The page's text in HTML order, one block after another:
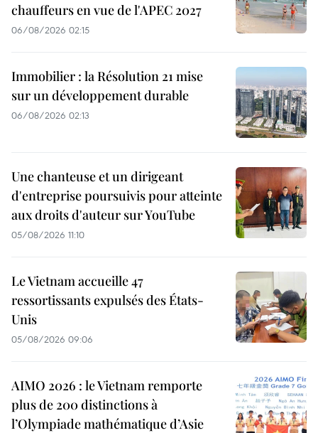
chauffeurs en vue de l'APEC 2027
06/08/2026 02:15
Immobilier : la Résolution 21 mise
sur un développement durable
06/08/2026 02:13
Une chanteuse et un dirigeant
d'entreprise poursuivis pour atteinte
aux droits d'auteur sur YouTube
05/08/2026 11:10
Le Vietnam accueille 47
ressortissants expulsés des États-
Unis
05/08/2026 09:06
AIMO 2026 : le Vietnam remporte
plus de 200 distinctions à
l’Olympiade mathématique d’Asie